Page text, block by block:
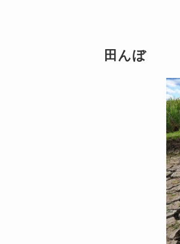
田んぼ